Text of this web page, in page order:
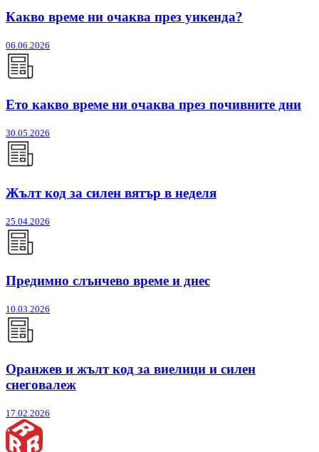
Какво време ни очаква през уикенда?
06.06.2026
Ето какво време ни очаква през почивните дни
30.05.2026
Жълт код за силен вятър в неделя
25.04.2026
Предимно слънчево време и днес
10.03.2026
Оранжев и жълт код за виелици и силен
снеговалеж
17.02.2026